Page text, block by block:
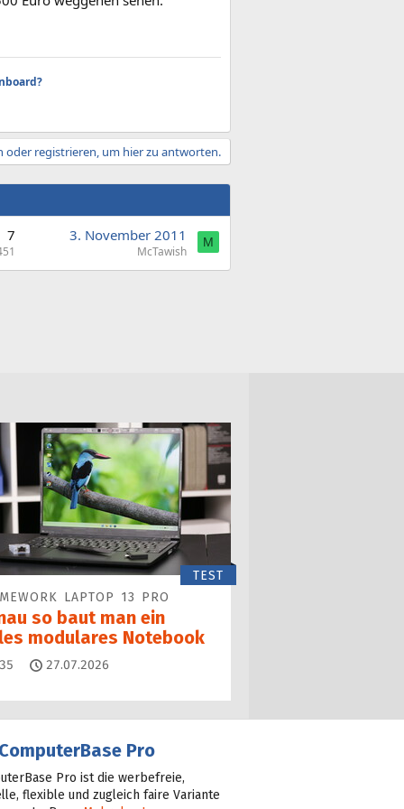
oder registrieren, um hier zu antworten.
7 3. November 2011
McTawish
M
TEST
LAPTOP 13 PRO
so baut man ein
modulares Notebook
Kommentare
27.07.2026
Pro
Pro ist die werbefreie,
flexible und zugleich faire Variante